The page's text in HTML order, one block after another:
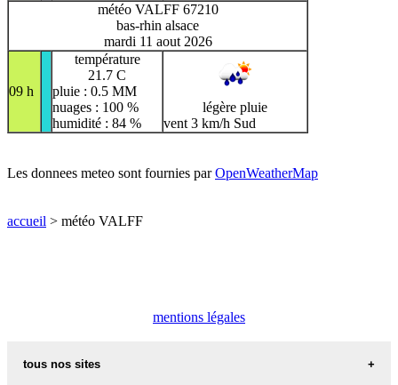
météo VALFF 67210
bas-rhin alsace
mardi 11 aout 2026
09 h
température
21.7 C
pluie : 0.5 MM
nuages : 100 %
humidité : 84 %
légère pluie
vent 3 km/h Sud
Les donnees meteo sont fournies parOpenWeatherMap
accueil > météo VALFF
mentions légales
tous nos sites